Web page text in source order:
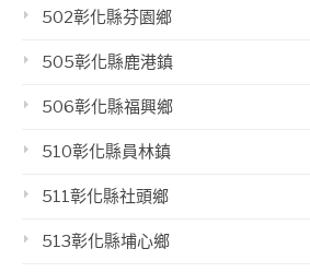
502彰化縣芬園鄉
505彰化縣鹿港鎮
506彰化縣福興鄉
510彰化縣員林鎮
511彰化縣社頭鄉
513彰化縣埔心鄉